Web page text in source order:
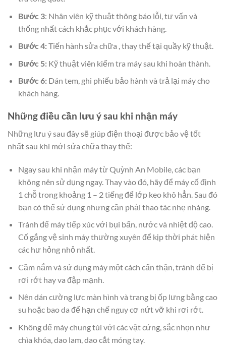
Bước 3: Nhân viên kỹ thuật thông báo lỗi, tư vấn và
thống nhất cách khắc phục với khách hàng.
Bước 4:Tiến hành sửa chữa , thay thế tại quầy kỹ thuật.
Bước 5: Kỹ thuật viên kiểm tra máy sau khi hoàn thành.
Bước 6:Dán tem, ghi phiếu bảo hành và trả lại máy cho
khách hàng.
Những điều cần lưu ý sau khi nhận máy
Những lưu ý sau đây sẽ giúp điện thoại được bảo vệ tốt
nhất sau khi mới sửa chữa thay thế:
Ngay sau khi nhận máy từ Quỳnh An Mobile, các bạn
không nên sử dụng ngay. Thay vào đó, hãy để máy cố định
1 chỗ trong khoảng 1 – 2 tiếng để lớp keo khô hẳn. Sau đó
bạn có thể sử dụng nhưng cần phải thao tác nhẹ nhàng.
Tránh để máy tiếp xúc với bụi bẩn, nước và nhiệt độ cao.
Cố gắng vệ sinh máy thường xuyên để kịp thời phát hiện
các hư hỏng nhỏ nhất.
Cầm nắm và sử dụng máy một cách cẩn thận, tránh để bị
rơi rớt hay va đập mạnh.
Nên dán cường lực màn hình và trang bị ốp lưng bằng cao
su hoặc bao da để hạn chế nguy cơ nứt vỡ khi rơi rớt.
Không để máy chung túi với các vật cứng, sắc nhọn như
chìa khóa, dao lam, dao cắt móng tay.